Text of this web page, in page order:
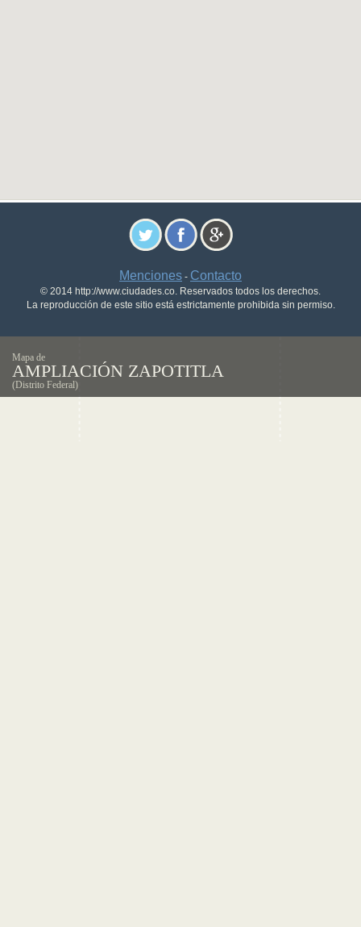
Menciones - Contacto
© 2014 http://www.ciudades.co. Reservados todos los derechos.
La reproducción de este sitio está estrictamente prohibida sin permiso.
Mapa de
AMPLIACIÓN ZAPOTITLA
(Distrito Federal)